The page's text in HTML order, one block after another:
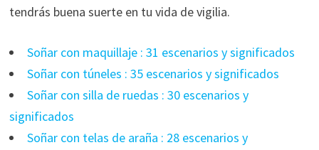
tendrás buena suerte en tu vida de vigilia.
Soñar con maquillaje : 31 escenarios y significados
Soñar con túneles : 35 escenarios y significados
Soñar con silla de ruedas : 30 escenarios y
significados
Soñar con telas de araña : 28 escenarios y